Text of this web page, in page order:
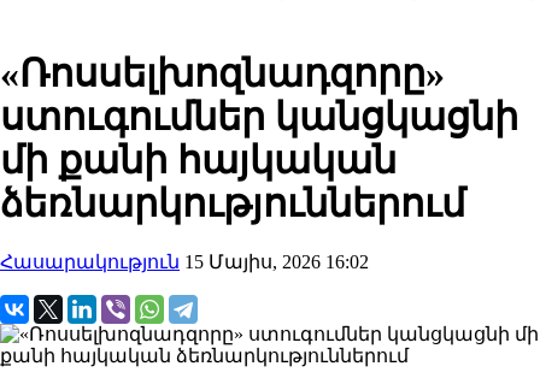
«Ռոսսելխոզնադզորը»
ստուգումներ կանցկացնի
մի քանի հայկական
ձեռնարկություններում
Հասարակություն 15 Մայիս, 2026 16:02